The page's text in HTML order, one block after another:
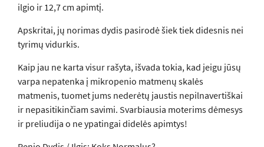
ilgio ir 12,7 cm apimtį.
Apskritai, jų norimas dydis pasirodė šiek tiek didesnis nei
tyrimų vidurkis.
Kaip jau ne karta visur rašyta, išvada tokia, kad jeigu jūsų
varpa nepatenka į mikropenio matmenų skalės
matmenis, tuomet jums nederėtų jaustis nepilnavertiškai
ir nepasitikinčiam savimi. Svarbiausia moterims dėmesys
ir preliudija o ne ypatingai didelės apimtys!